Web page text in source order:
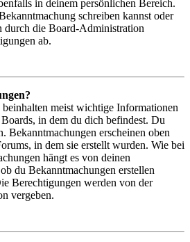
in deinem persönlichen Bereich.
schreiben kannst oder
durch die Board-Administration
ab.
meist wichtige Informationen
in dem du dich befindest. Du
Bekanntmachungen erscheinen oben
in dem sie erstellt wurden. Wie bei
hängt es von deinen
du Bekanntmachungen erstellen
Berechtigungen werden von der
vergeben.